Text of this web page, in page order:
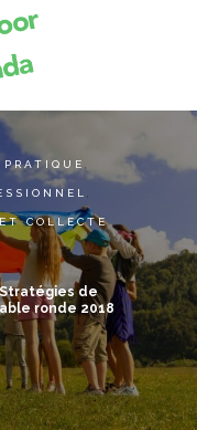
PRATIQUE
COLLECTE
de
ronde 2018